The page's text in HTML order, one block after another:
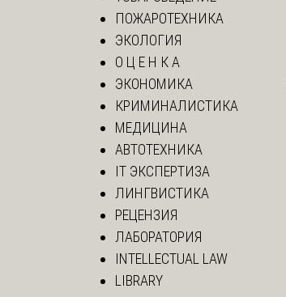
ПОЖАРОТЕХНИКА
ЭКОЛОГИЯ
О Ц Е Н К А
ЭКОНОМИКА
КРИМИНАЛИСТИКА
МЕДИЦИНА
АВТОТЕХНИКА
IT ЭКСПЕРТИЗА
ЛИНГВИСТИКА
РЕЦЕНЗИЯ
ЛАБОРАТОРИЯ
INTELLECTUAL LAW
LIBRARY